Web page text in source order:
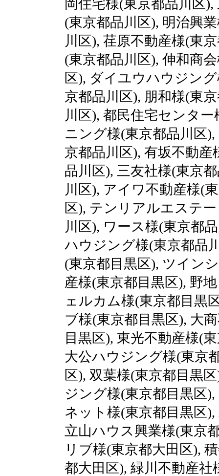
岡住宅様(東京都品川区
(東京都品川区), 明治興
川区), 荏原不動産様(東
(東京都品川区), 伸和商
区), ダイユウハウジン
京都品川区), 朋和様(東
川区), 都民住宅センタ
ニング様(東京都品川区
京都品川区), 有坂不動
品川区), 三友社様(東京
川区), アイワ不動産様(
区), テンリアルエステ
川区), ワース様(東京都
ハウジング様(東京都品
(東京都目黒区), ツイン
産様(東京都目黒区), 野
ェルカム様(東京都目黒
ブ様(東京都目黒区), 大
目黒区), 東光不動産様(
大公ハウジング様(東京
区), 双葉様(東京都目黒
ジング様(東京都目黒区
ネット様(東京都目黒区
立山ハウス興業様(東京
リブ様(東京都大田区),
都大田区), 緑川不動産